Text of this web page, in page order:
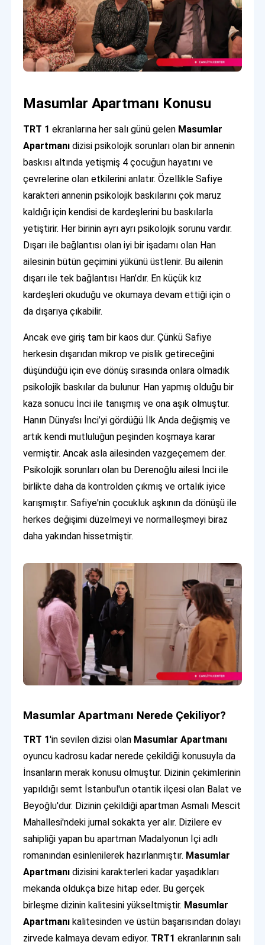
Masumlar Apartmanı Konusu
TRT 1 ekranlarına her salı günü gelen Masumlar
Apartmanı dizisi psikolojik sorunları olan bir annenin
baskısı altında yetişmiş 4 çocuğun hayatını ve
çevrelerine olan etkilerini anlatır. Özellikle Safiye
karakteri annenin psikolojik baskılarını çok maruz
kaldığı için kendisi de kardeşlerini bu baskılarla
yetiştirir. Her birinin ayrı ayrı psikolojik sorunu vardır.
Dışarı ile bağlantısı olan iyi bir işadamı olan Han
ailesinin bütün geçimini yükünü üstlenir. Bu ailenin
dışarı ile tek bağlantısı Han’dır. En küçük kız
kardeşleri okuduğu ve okumaya devam ettiği için o
da dışarıya çıkabilir.
Ancak eve giriş tam bir kaos dur. Çünkü Safiye
herkesin dışarıdan mikrop ve pislik getireceğini
düşündüğü için eve dönüş sırasında onlara olmadık
psikolojik baskılar da bulunur. Han yapmış olduğu bir
kaza sonucu İnci ile tanışmış ve ona aşık olmuştur.
Hanın Dünya’sı İnci’yi gördüğü İlk Anda değişmiş ve
artık kendi mutluluğun peşinden koşmaya karar
vermiştir. Ancak asla ailesinden vazgeçemem der.
Psikolojik sorunları olan bu Derenoğlu ailesi İnci ile
birlikte daha da kontrolden çıkmış ve ortalık iyice
karışmıştır. Safiye'nin çocukluk aşkının da dönüşü ile
herkes değişimi düzelmeyi ve normalleşmeyi biraz
daha yakından hissetmiştir.
Masumlar Apartmanı Nerede Çekiliyor?
TRT 1'in sevilen dizisi olan Masumlar Apartmanı
oyuncu kadrosu kadar nerede çekildiği konusuyla da
İnsanların merak konusu olmuştur. Dizinin çekimlerinin
yapıldığı semt İstanbul'un otantik ilçesi olan Balat ve
Beyoğlu'dur. Dizinin çekildiği apartman Asmalı Mescit
Mahallesi'ndeki jurnal sokakta yer alır. Dizilere ev
sahipliği yapan bu apartman Madalyonun İçi adlı
romanından esinlenilerek hazırlanmıştır. Masumlar
Apartmanı dizisini karakterleri kadar yaşadıkları
mekanda oldukça bize hitap eder. Bu gerçek
birleşme dizinin kalitesini yükseltmiştir. Masumlar
Apartmanı kalitesinden ve üstün başarısından dolayı
zirvede kalmaya devam ediyor. TRT1 ekranlarının salı